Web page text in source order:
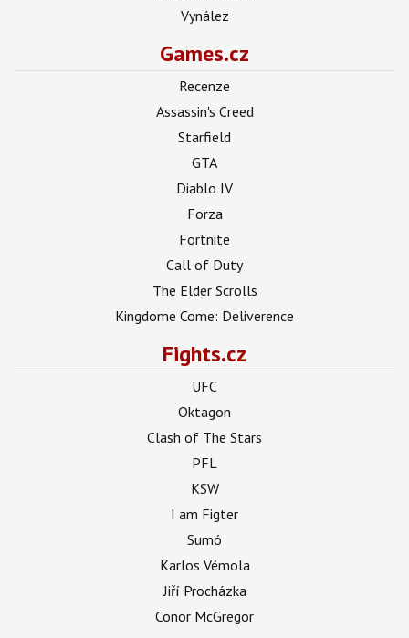
Vynález
Games.cz
Recenze
Assassin's Creed
Starfield
GTA
Diablo IV
Forza
Fortnite
Call of Duty
The Elder Scrolls
Kingdome Come: Deliverence
Fights.cz
UFC
Oktagon
Clash of The Stars
PFL
KSW
I am Figter
Sumó
Karlos Vémola
Jiří Procházka
Conor McGregor